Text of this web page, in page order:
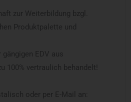
zur Weiterbildung bzgl.
Produktpalette und
EDV aus
100% vertraulich behandelt!
oder per E-Mail an: